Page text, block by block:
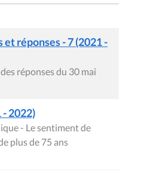
réponses - 7 (2021 -
réponses du 30 mai
2022)
- Le sentiment de
plus de 75 ans